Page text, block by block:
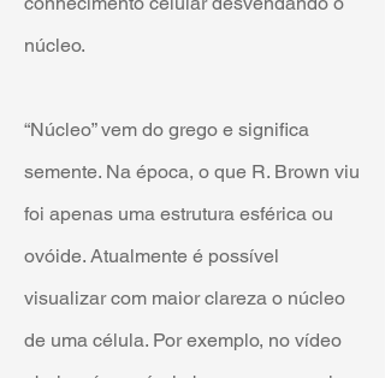
núcleo.
“Núcleo” vem do grego e significa
semente. Na época, o que R. Brown viu
foi apenas uma estrutura esférica ou
ovóide. Atualmente é possível
visualizar com maior clareza o núcleo
de uma célula. Por exemplo, no vídeo